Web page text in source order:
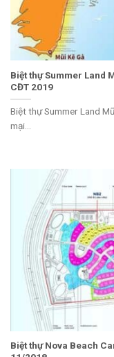
Biệt thự Summer Land
CĐT 2019
Biệt thự Summer Land
mại...
Biệt thự Nova Beach